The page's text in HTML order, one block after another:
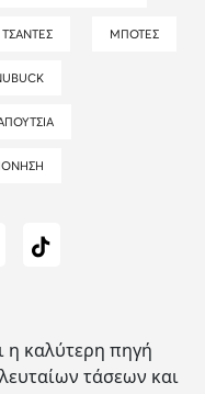
ΤΣΆΝΤΕΣ ΜΠΌΤΕΣ
NUBUCK
η καλύτερη πηγή
τάσεων και